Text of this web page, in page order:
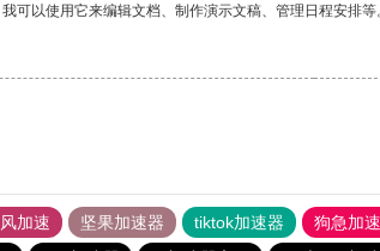
可以使用它来编辑文档、制作演示文稿、管理日程安排等
加速 坚果加速器 tiktok加速器 狗急加